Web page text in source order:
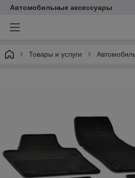
Автомобильные аксессуары
Товары и услуги